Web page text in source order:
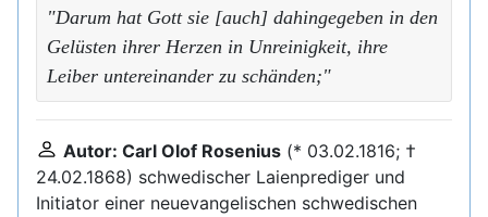
"Darum hat Gott sie [auch] dahingegeben in den
Gelüsten ihrer Herzen in Unreinigkeit, ihre
Leiber untereinander zu schänden;"
Autor: Carl Olof Rosenius (* 03.02.1816; †
24.02.1868) schwedischer Laienprediger und
Initiator einer neuevangelischen schwedischen